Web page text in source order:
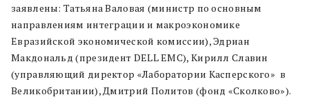
заявлены: Татьяна Валовая (министр по основным
направлениям интеграции и макроэкономике
Евразийской экономической комиссии), Эдриан
Макдональд (президент DELL EMC), Кирилл Славин
(управляющий директор «Лаборатории Касперского» в
Великобритании), Дмитрий Политов (фонд «Сколково»).